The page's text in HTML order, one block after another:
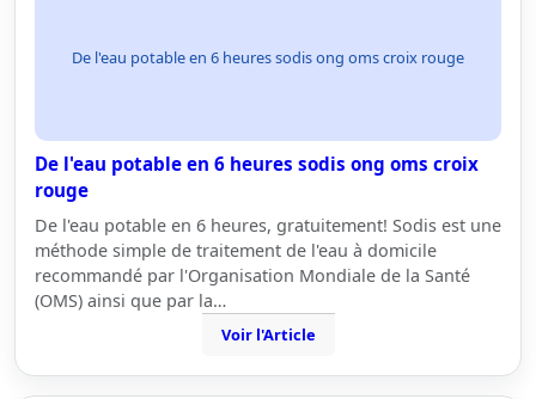
De l'eau potable en 6 heures sodis ong oms croix rouge
De l'eau potable en 6 heures sodis ong oms croix
rouge
De l'eau potable en 6 heures, gratuitement! Sodis est une
méthode simple de traitement de l'eau à domicile
recommandé par l'Organisation Mondiale de la Santé
(OMS) ainsi que par la…
Voir l'Article